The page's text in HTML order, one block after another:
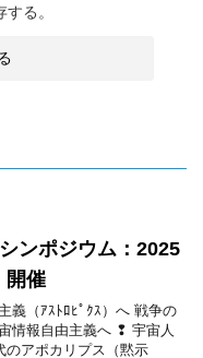
る。
ンポジウム：2025
開催
義（ｱｽﾄﾛﾋﾟｸｽ）へ 戦争の
情報自由主義へ ❢ 宇宙人
のアポカリプス（黙示